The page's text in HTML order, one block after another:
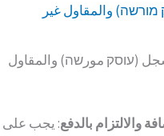
والمقاول غير
(עוסק مورשה) والمقاول
والالتزام بالدفع: يجب على